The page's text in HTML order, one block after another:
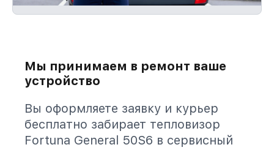
Мы принимаем в ремонт ваше
устройство
Вы оформляете заявку и курьер
бесплатно забирает тепловизор
Fortuna General 50S6 в сервисный